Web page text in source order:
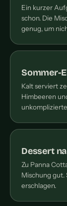
Ein kurzer
schon. Die
genug, um
Sommer-
Kalt serviert
Himbeeren
Dessert
Zu Panna
Mischung gut.
erschlagen.